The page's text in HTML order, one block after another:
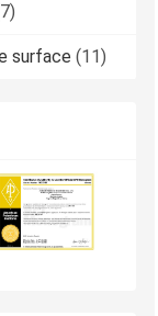
surface (11)